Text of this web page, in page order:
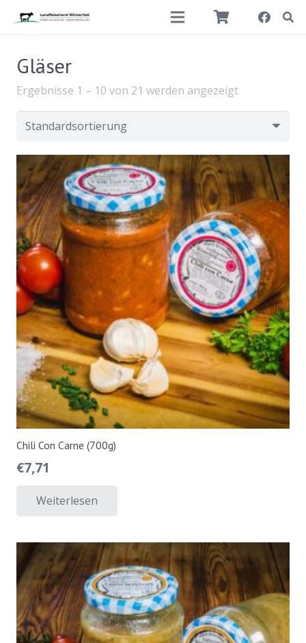
Gläser
Ergebnisse 1 – 10 von 21 werden angezeigt
Chili Con Carne (700g)
€7,71
Weiterlesen